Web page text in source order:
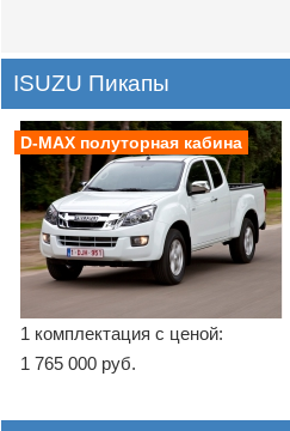
ISUZU Пикапы
D-MAX полуторная кабина
1 комплектация с ценой:
1 765 000 руб.